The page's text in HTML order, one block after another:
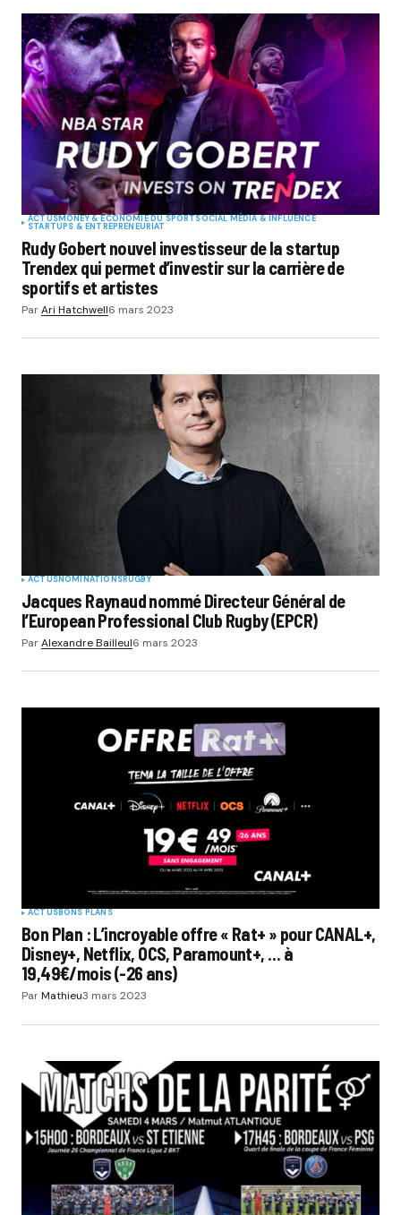
ACTUSMONEY & ÉCONOMIE DU SPORTSOCIAL MÉDIA & INFLUENCE
STARTUPS & ENTREPRENEURIAT
Rudy Gobert nouvel investisseur de la startup
Trendex qui permet d’investir sur la carrière de
sportifs et artistes
ParAri Hatchwell6 mars 2023
ACTUSNOMINATIONSRUGBY
Jacques Raynaud nommé Directeur Général de
l’European Professional Club Rugby (EPCR)
ParAlexandre Bailleul6 mars 2023
ACTUSBONS PLANS
Bon Plan : L’incroyable offre « Rat+ » pour CANAL+,
Disney+, Netflix, OCS, Paramount+, … à
19,49€/mois (-26 ans)
ParMathieu3 mars 2023